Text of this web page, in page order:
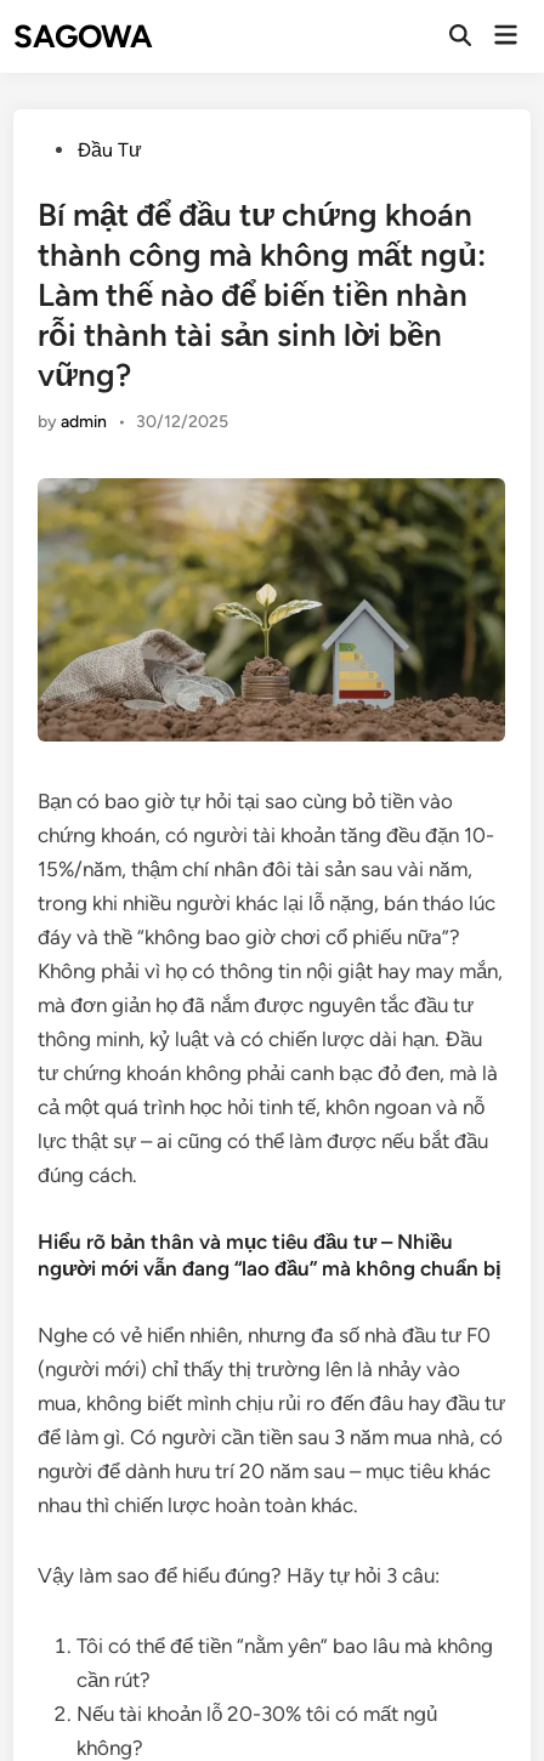
SAGOWA
Đầu Tư
Bí mật để đầu tư chứng khoán
thành công mà không mất ngủ:
Làm thế nào để biến tiền nhàn
rỗi thành tài sản sinh lời bền
vững?
byadmin • 30/12/2025
Bạn có bao giờ tự hỏi tại sao cùng bỏ tiền vào
chứng khoán, có người tài khoản tăng đều đặn 10-
15%/năm, thậm chí nhân đôi tài sản sau vài năm,
trong khi nhiều người khác lại lỗ nặng, bán tháo lúc
đáy và thề “không bao giờ chơi cổ phiếu nữa”?
Không phải vì họ có thông tin nội giật hay may mắn,
mà đơn giản họ đã nắm được nguyên tắc đầu tư
thông minh, kỷ luật và có chiến lược dài hạn. Đầu
tư chứng khoán không phải canh bạc đỏ đen, mà là
cả một quá trình học hỏi tinh tế, khôn ngoan và nỗ
lực thật sự – ai cũng có thể làm được nếu bắt đầu
đúng cách.
Hiểu rõ bản thân và mục tiêu đầu tư – Nhiều
người mới vẫn đang “lao đầu” mà không chuẩn bị
Nghe có vẻ hiển nhiên, nhưng đa số nhà đầu tư F0
(người mới) chỉ thấy thị trường lên là nhảy vào
mua, không biết mình chịu rủi ro đến đâu hay đầu tư
để làm gì. Có người cần tiền sau 3 năm mua nhà, có
người để dành hưu trí 20 năm sau – mục tiêu khác
nhau thì chiến lược hoàn toàn khác.
Vậy làm sao để hiểu đúng? Hãy tự hỏi 3 câu:
Tôi có thể để tiền “nằm yên” bao lâu mà không
cần rút?
Nếu tài khoản lỗ 20-30% tôi có mất ngủ
không?